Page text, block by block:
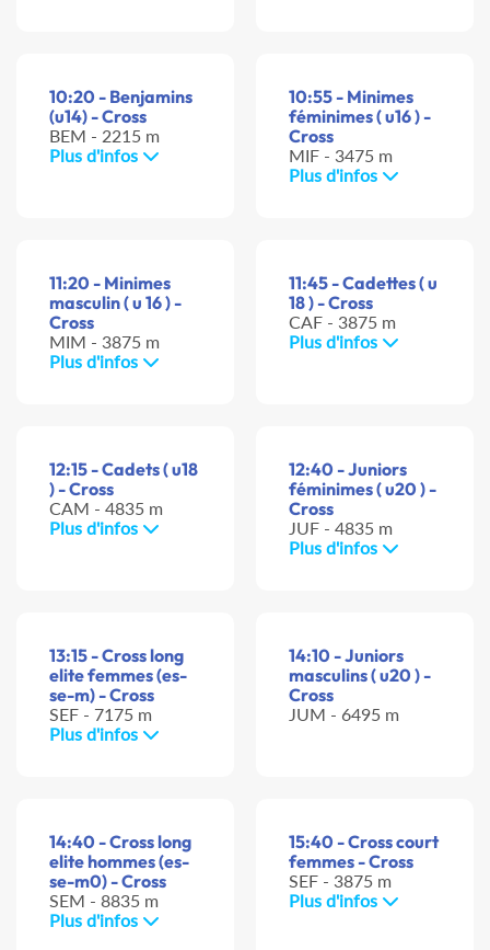
10:20 - Benjamins
(u14) - Cross
BEM - 2215 m
Plus d'infos
10:55 - Minimes
féminimes ( u16 ) -
Cross
MIF - 3475 m
Plus d'infos
11:20 - Minimes
masculin ( u 16 ) -
Cross
MIM - 3875 m
Plus d'infos
11:45 - Cadettes ( u
18 ) - Cross
CAF - 3875 m
Plus d'infos
12:15 - Cadets ( u18
) - Cross
CAM - 4835 m
Plus d'infos
12:40 - Juniors
féminimes ( u20 ) -
Cross
JUF - 4835 m
Plus d'infos
13:15 - Cross long
elite femmes (es-
se-m) - Cross
SEF - 7175 m
Plus d'infos
14:10 - Juniors
masculins ( u20 ) -
Cross
JUM - 6495 m
14:40 - Cross long
elite hommes (es-
se-m0) - Cross
SEM - 8835 m
Plus d'infos
15:40 - Cross court
femmes - Cross
SEF - 3875 m
Plus d'infos